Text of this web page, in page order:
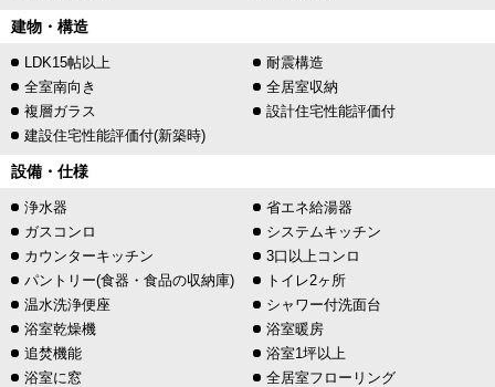
建物・構造
LDK15帖以上
耐震構造
全室南向き
全居室収納
複層ガラス
設計住宅性能評価付
建設住宅性能評価付(新築時)
設備・仕様
浄水器
省エネ給湯器
ガスコンロ
システムキッチン
カウンターキッチン
3口以上コンロ
パントリー(食器・食品の収納庫)
トイレ2ヶ所
温水洗浄便座
シャワー付洗面台
浴室乾燥機
浴室暖房
追焚機能
浴室1坪以上
浴室に窓
全居室フローリング